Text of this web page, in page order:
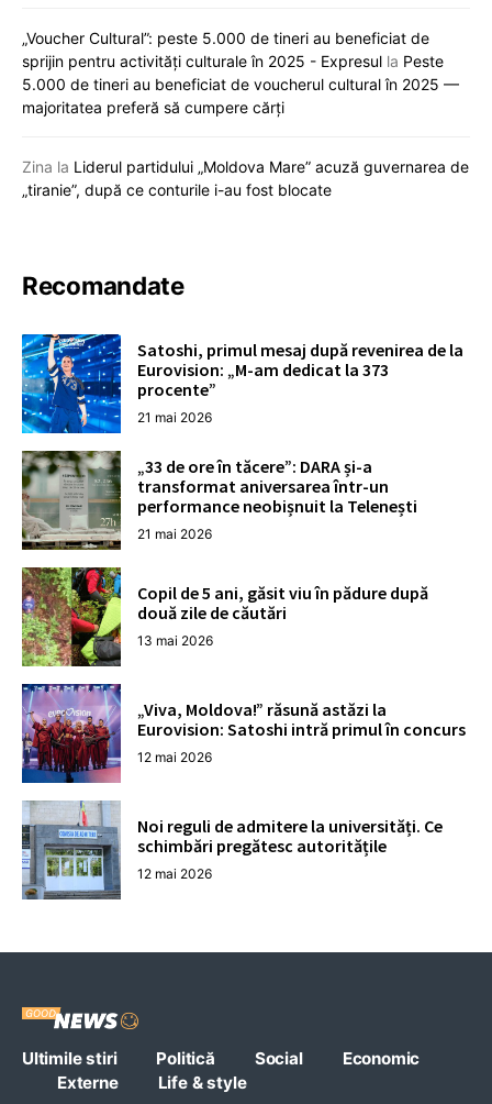
„Voucher Cultural”: peste 5.000 de tineri au beneficiat de
sprijin pentru activități culturale în 2025 - Expresul la Peste
5.000 de tineri au beneficiat de voucherul cultural în 2025 —
majoritatea preferă să cumpere cărți
Zina la Liderul partidului „Moldova Mare” acuză guvernarea de
„tiranie”, după ce conturile i-au fost blocate
Recomandate
Satoshi, primul mesaj după revenirea de la
Eurovision: „M-am dedicat la 373
procente”
21 mai 2026
„33 de ore în tăcere”: DARA și-a
transformat aniversarea într-un
performance neobișnuit la Telenești
21 mai 2026
Copil de 5 ani, găsit viu în pădure după
două zile de căutări
13 mai 2026
„Viva, Moldova!” răsună astăzi la
Eurovision: Satoshi intră primul în concurs
12 mai 2026
Noi reguli de admitere la universități. Ce
schimbări pregătesc autoritățile
12 mai 2026
Ultimile stiri Politică Social
Economic
Externe
Life & style